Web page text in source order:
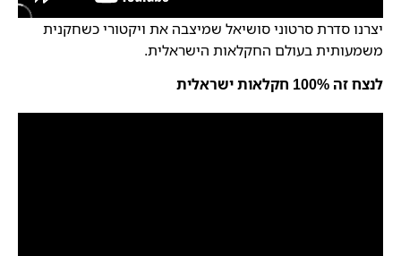
יצרנו סדרת סרטוני סושיאל שמיצבה את ויקטורי כשחקנית
משמעותית בעולם החקלאות הישראלית.
לנצח זה 100% חקלאות ישראלית